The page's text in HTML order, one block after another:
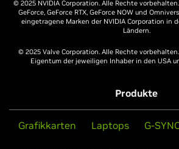
© 2025 NVIDIA Corporation. Alle Rechte vorbehalten.
GeForce, GeForce RTX, GeForce NOW und
eingetragene Marken der NVIDIA Corporation in
Ländern.
© 2025 Valve Corporation. Alle Rechte
Eigentum der jeweiligen Inhaber in den USA
Produkte
Grafikkarten Laptops G-